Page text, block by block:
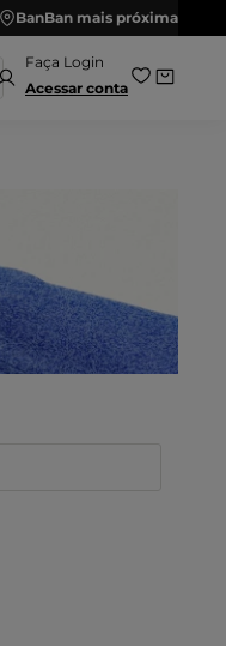
BanBan mais próxima
Acessar conta